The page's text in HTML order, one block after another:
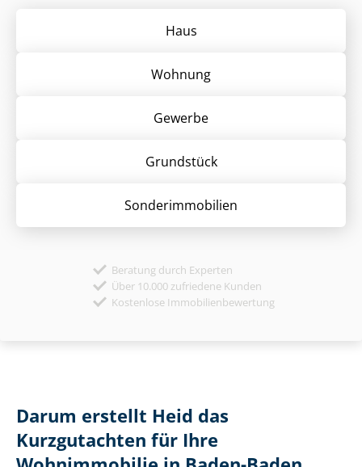
Haus
Wohnung
Gewerbe
Grund­stück
Sonder­immobilien
Beratung durch Experten
Über 10.000 zufriedene Kunden
Kostenlose Immobilienbewertung
Darum erstellt Heid das
Kurzgutachten für Ihre